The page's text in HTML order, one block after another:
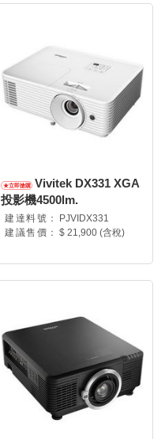
Vivitek DX331 XGA
投影機4500lm.
建達料號：
PJVIDX331
建議售價： $ 21,900 (含稅)